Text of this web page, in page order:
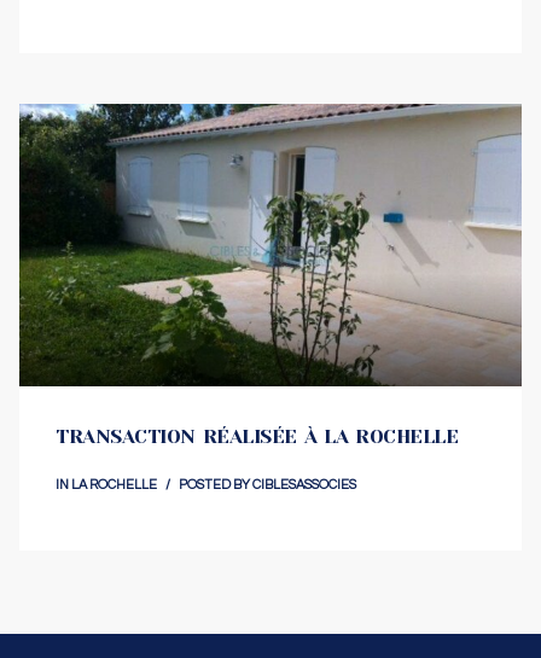
TRANSACTION RÉALISÉE À LA ROCHELLE
IN LA ROCHELLE POSTED BYCIBLESASSOCIES